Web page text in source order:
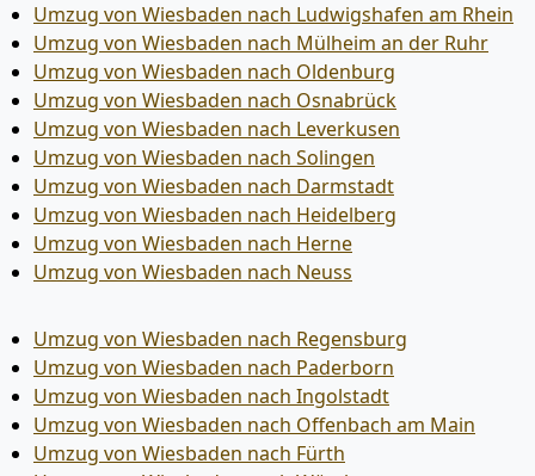
Umzug von Wiesbaden nach Ludwigshafen am Rhein
Umzug von Wiesbaden nach Mülheim an der Ruhr
Umzug von Wiesbaden nach Oldenburg
Umzug von Wiesbaden nach Osnabrück
Umzug von Wiesbaden nach Leverkusen
Umzug von Wiesbaden nach Solingen
Umzug von Wiesbaden nach Darmstadt
Umzug von Wiesbaden nach Heidelberg
Umzug von Wiesbaden nach Herne
Umzug von Wiesbaden nach Neuss
Umzug von Wiesbaden nach Regensburg
Umzug von Wiesbaden nach Paderborn
Umzug von Wiesbaden nach Ingolstadt
Umzug von Wiesbaden nach Offenbach am Main
Umzug von Wiesbaden nach Fürth